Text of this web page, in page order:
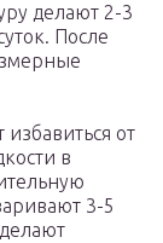
делают 2-3
После
от
в
3-5